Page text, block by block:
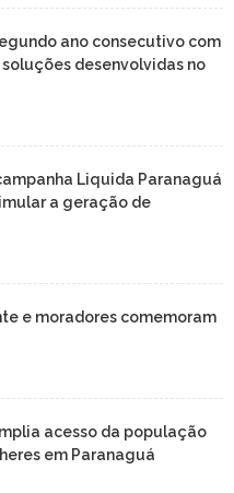
ano consecutivo com
desenvolvidas no
Liquida Paranaguá
a geração de
e moradores comemoram
acesso da população
em Paranaguá